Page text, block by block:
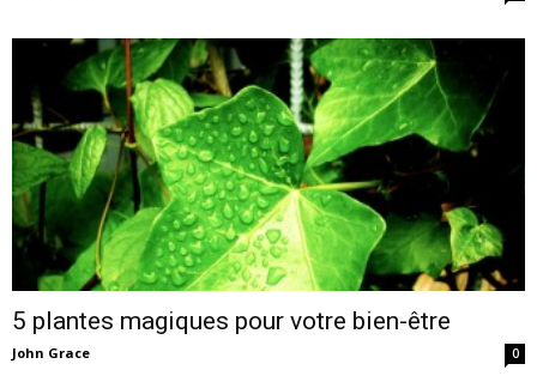
5 plantes magiques pour votre bien-être
John Grace 0